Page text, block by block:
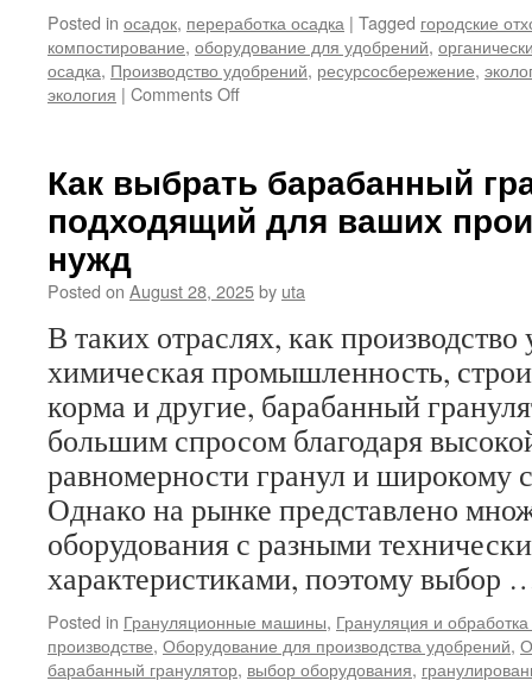
Posted in осадок, переработка осадка | Tagged городские
компостирование, оборудование для удобрений,
осадка, Производство удобрений, ресурсосбережение,
экология | Comments Offon
выпуску
органических
удобрений
осадка
сточных
вод:
эффективный
путь
к
переработке
городских
отходов
Как выбрать барабанный
подходящий для ваших
нужд
Posted on August 28, 2025by uta
В таких отраслях, как производство
химическая промышленность,
корма и другие, барабанный
большим спросом благодаря
равномерности гранул и широкому
Однако на рынке представлено
оборудования с разными
характеристиками, поэтому выбор
Posted in Грануляционные машины, Грануляция и
производстве, Оборудование для производства удобрений,
барабанный гранулятор, выбор оборудования,